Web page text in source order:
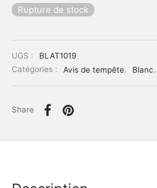
Rupture de stock
UGS :
BLAT1019
Catégories :
Avis de tempête, Blanc,
Share